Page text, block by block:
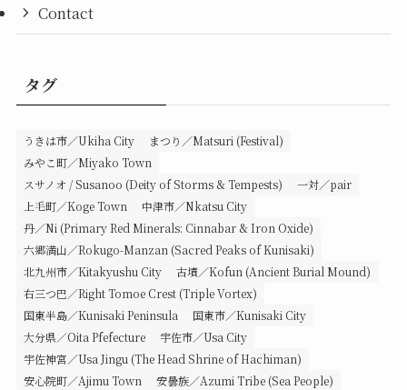
Contact
タグ
うきは市／Ukiha City
まつり／Matsuri (Festival)
みやこ町／Miyako Town
スサノオ / Susanoo (Deity of Storms & Tempests)
一対／pair
上毛町／Koge Town
中津市／Nkatsu City
丹／Ni (Primary Red Minerals: Cinnabar & Iron Oxide)
六郷満山／Rokugo-Manzan (Sacred Peaks of Kunisaki)
北九州市／Kitakyushu City
古墳／Kofun (Ancient Burial Mound)
右三つ巴／Right Tomoe Crest (Triple Vortex)
国東半島／Kunisaki Peninsula
国東市／Kunisaki City
大分県／Oita Pfefecture
宇佐市／Usa City
宇佐神宮／Usa Jingu (The Head Shrine of Hachiman)
安心院町／Ajimu Town
安曇族／Azumi Tribe (Sea People)